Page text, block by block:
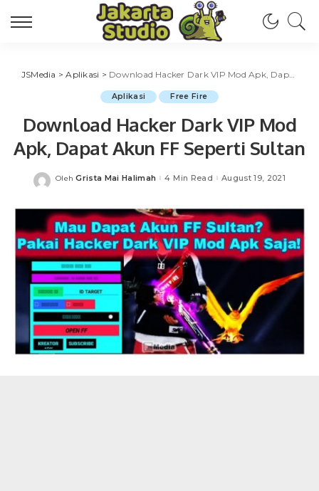
JSMedia >Aplikasi > Download Hacker Dark VIP Mod Apk, Dapat Akun FF Seperti Sultan
Aplikasi Free Fire
Download Hacker Dark VIP Mod
Apk, Dapat Akun FF Seperti Sultan
Posted
Oleh Grista Mai Halimah 4 Min Read August 19, 2021